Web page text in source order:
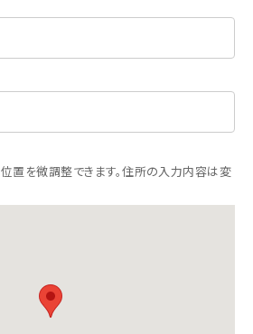
置を微調整できます。住所の入力内容は変